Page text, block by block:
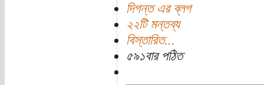
দিগন্ত এর ব্লগ
২২টি মন্তব্য
বিস্তারিত...
৫৯১বার পঠিত